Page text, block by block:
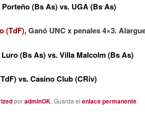
(Bs As) vs. UGA (Bs As)
(TdF),Ganó UNC x penales 4×3.
(Bs As) vs. Villa Malcolm (Bs As)
vs. Casino Club (CRiv)
poradminOK. Guarda el enlace permanente.